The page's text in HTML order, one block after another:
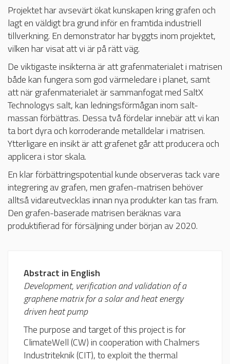
Projektet har avsevärt ökat kunskapen kring grafen och
lagt en väldigt bra grund inför en framtida industriell
tillverkning. En demonstrator har byggts inom projektet,
vilken har visat att vi är på rätt väg.
De viktigaste insikterna är att grafenmaterialet i matrisen
både kan fungera som god värmeledare i planet, samt
att när grafenmaterialet är sammanfogat med SaltX
Technologys salt, kan ledningsförmågan inom salt-
massan förbättras. Dessa två fördelar innebär att vi kan
ta bort dyra och korroderande metalldelar i matrisen.
Ytterligare en insikt är att grafenet går att producera och
applicera i stor skala.
En klar förbättringspotential kunde observeras tack vare
integrering av grafen, men grafen-matrisen behöver
alltså vidareutvecklas innan nya produkter kan tas fram.
Den grafen-baserade matrisen beräknas vara
produktifierad för försäljning under början av 2020.
Abstract in English
Development, verification and validation of a
graphene matrix for a solar and heat energy
driven heat pump
The purpose and target of this project is for
ClimateWell (CW) in cooperation with Chalmers
Industriteknik (CIT), to exploit the thermal